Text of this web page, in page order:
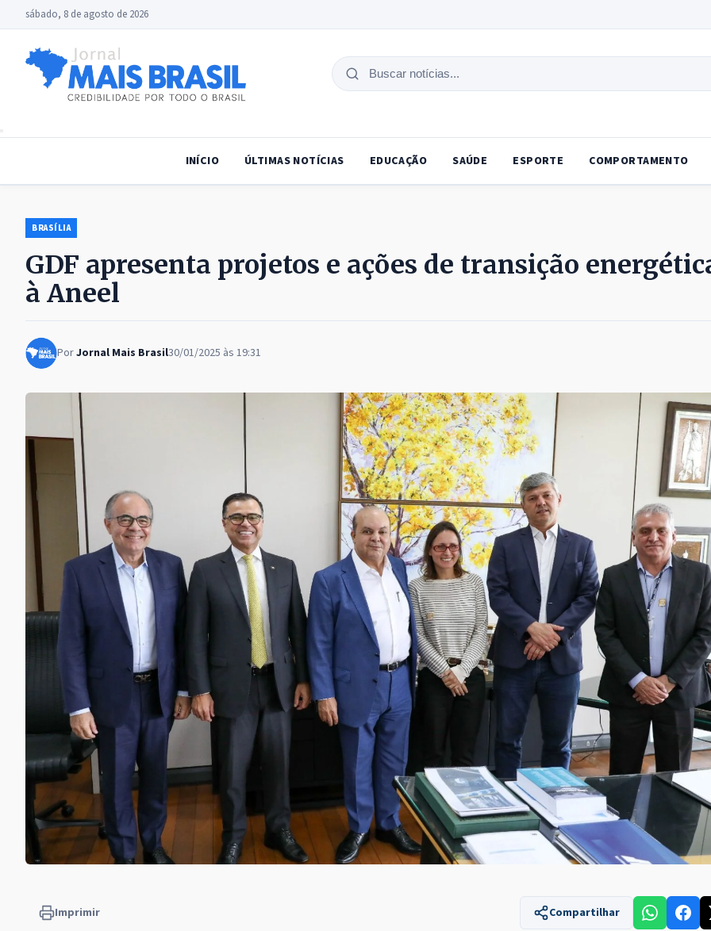
sábado, 8 de agosto de 2026
Buscar
INÍCIO ÚLTIMAS NOTÍCIAS EDUCAÇÃO SAÚDE ESPORTE COMPORTAMENTO
BRASÍLIA
GDF apresenta projetos e ações de transição
à Aneel
PorJornal Mais Brasil30/01/2025 às 19:31
Imprimir Compartilhar